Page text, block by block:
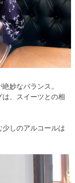
妙なバランス。
、スイーツとの相
しのアルコールは